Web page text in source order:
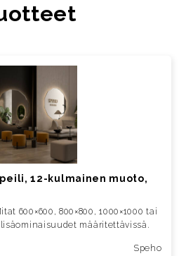
12-kulmainen muoto,
600×600, 800×800, 1000×1000 tai
lisäominaisuudet määritettävissä.
Speho